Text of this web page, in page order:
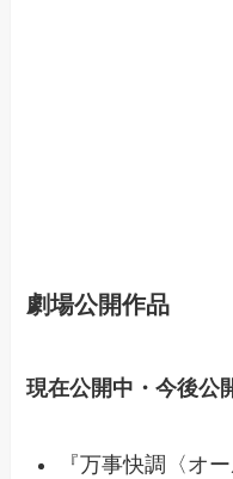
劇場公開作品
現在公開中・今後公
『万事快調〈オ